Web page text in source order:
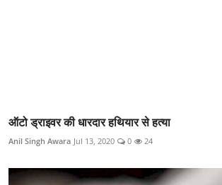
ऑटो ड्राइवर की धारदार हथियार से हत्या
Anil Singh Awara Jul 13, 2020 0 24